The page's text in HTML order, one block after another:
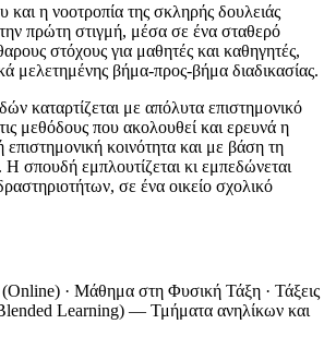
και η νοοτροπία της σκληρής δουλειάς
πρώτη στιγμή, μέσα σε ένα σταθερό
στόχους για μαθητές και καθηγητές,
μελετημένης βήμα-προς-βήμα διαδικασίας.
καταρτίζεται με απόλυτα επιστημονικό
μεθόδους που ακολουθεί και ερευνά η
επιστημονική κοινότητα και με βάση τη
Η σπουδή εμπλουτίζεται κι εμπεδώνεται
σε ένα οικείο σχολικό
(Online) · Μάθημα στη Φυσική Τάξη · Τάξεις
Learning) — Τμήματα ανηλίκων και